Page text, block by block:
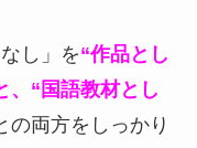
し」を“作品とし
、“国語教材とし
の両方をしっかり